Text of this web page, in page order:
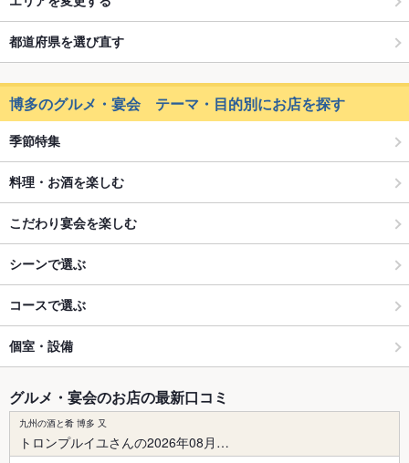
都道府県を選び直す
博多のグルメ・宴会 テーマ・目的別にお店を探す
季節特集
料理・お酒を楽しむ
こだわり宴会を楽しむ
シーンで選ぶ
コースで選ぶ
個室・設備
グルメ・宴会のお店の最新口コミ
九州の酒と肴 博多 又
トロンプルイユさんの2026年08月…